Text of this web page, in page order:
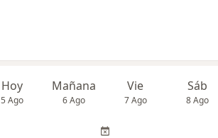
Hoy
5 Ago
Mañana
6 Ago
Vie
7 Ago
Sáb
8 Ago